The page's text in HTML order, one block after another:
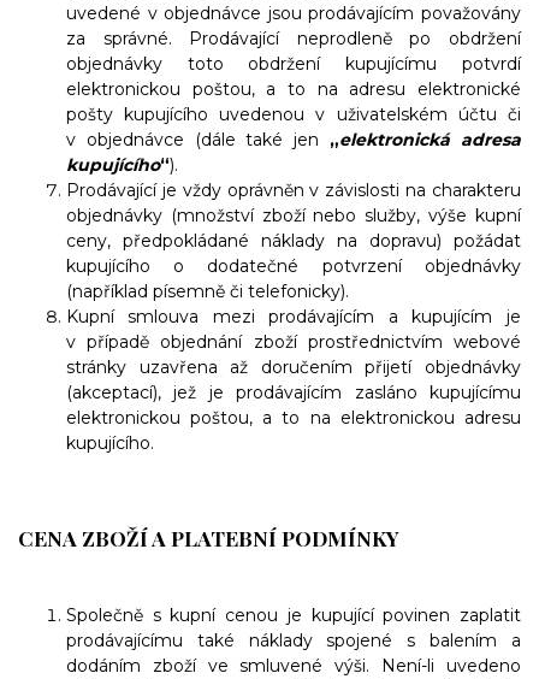
uvedené v objednávce jsou prodávajícím považovány
za správné. Prodávající neprodleně po obdržení
objednávky toto obdržení kupujícímu potvrdí
elektronickou poštou, a to na adresu elektronické
pošty kupujícího uvedenou v uživatelském účtu či
v objednávce (dále také jen „elektronická adresa
kupujícího“).
Prodávající je vždy oprávněn v závislosti na charakteru
objednávky (množství zboží nebo služby, výše kupní
ceny, předpokládané náklady na dopravu) požádat
kupujícího o dodatečné potvrzení objednávky
(například písemně či telefonicky).
Kupní smlouva mezi prodávajícím a kupujícím je
v případě objednání zboží prostřednictvím webové
stránky uzavřena až doručením přijetí objednávky
(akceptací), jež je prodávajícím zasláno kupujícímu
elektronickou poštou, a to na elektronickou adresu
kupujícího.
CENA ZBOŽÍ A PLATEBNÍ PODMÍNKY
Společně s kupní cenou je kupující povinen zaplatit
prodávajícímu také náklady spojené s balením a
dodáním zboží ve smluvené výši. Není-li uvedeno